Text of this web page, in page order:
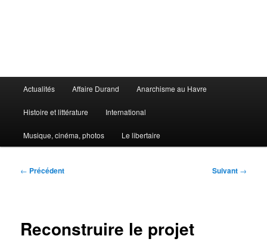
principal
Actualités Affaire Durand Anarchisme au Havre
Histoire et littérature International
Musique, cinéma, photos Le libertaire
Navigation
← Précédent Suivant →
Reconstruire le projet